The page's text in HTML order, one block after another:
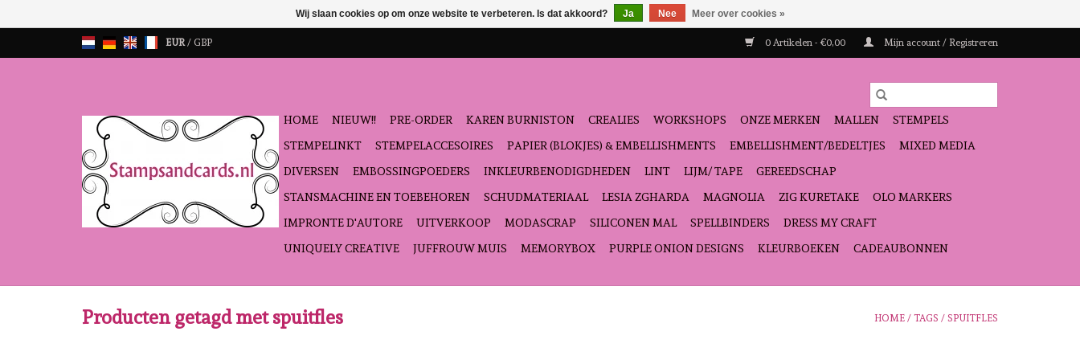
EUR/ GBP 0 Artikelen - €0,00 Mijn account / Registreren
HOME NIEUW!! PRE-ORDER KAREN BURNISTON CREALIES WORKSHOPS ONZE MERKEN MALLEN
STEMPELS
STEMPELINKT
STEMPELACCESOIRES PAPIER (BLOKJES) & EMBELLISHMENTS EMBELLISHMENT/BEDELTJES
MIXED MEDIA
DIVERSEN
EMBOSSINGPOEDERS INKLEURBENODIGDHEDEN LINT LIJM/ TAPE
GEREEDSCHAP
STANSMACHINE EN TOEBEHOREN
SCHUDMATERIAAL LESIA ZGHARDA MAGNOLIA ZIG KURETAKE
OLO MARKERS
IMPRONTE D'AUTORE
UITVERKOOP MODASCRAP SILICONEN MAL SPELLBINDERS
DRESS MY CRAFT
UNIQUELY CREATIVE
JUFFROUW MUIS MEMORYBOX PURPLE ONION DESIGNS KLEURBOEKEN CADEAUBONNEN
Producten getagd met spuitfles HOME / TAGS / SPUITFLES
Wij slaan cookies op om onze website te verbeteren. Is dat akkoord? Ja Nee Meer over cookies »